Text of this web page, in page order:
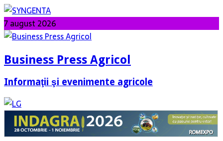
7 august 2026
Business Press Agricol
Informaţii şi evenimente agricole